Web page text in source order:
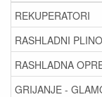
REKUPERATORI
RASHLADNI
RASHLADNA
GRIJANJE -